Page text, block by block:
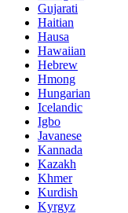
Gujarati
Haitian
Hausa
Hawaiian
Hebrew
Hmong
Hungarian
Icelandic
Igbo
Javanese
Kannada
Kazakh
Khmer
Kurdish
Kyrgyz